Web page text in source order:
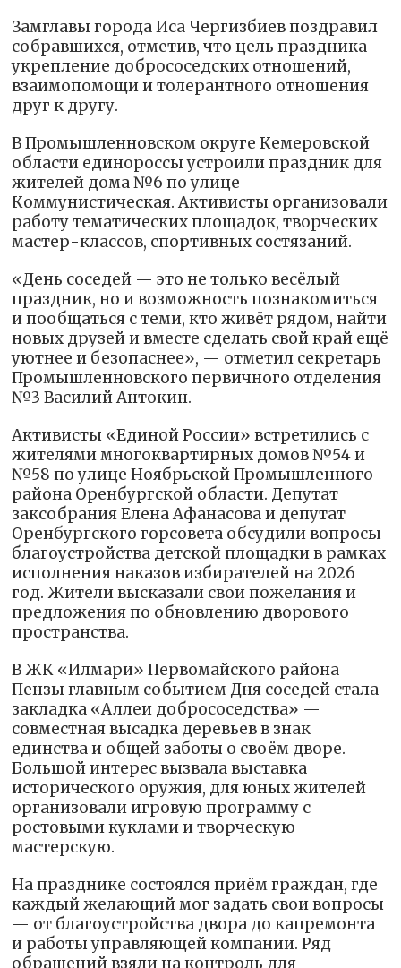
Замглавы города Иса Чергизбиев поздравил
собравшихся, отметив, что цель праздника —
укрепление добрососедских отношений,
взаимопомощи и толерантного отношения
друг к другу.
В Промышленновском округе Кемеровской
области единороссы устроили праздник для
жителей дома №6 по улице
Коммунистическая. Активисты организовали
работу тематических площадок, творческих
мастер-классов, спортивных состязаний.
«День соседей — это не только весёлый
праздник, но и возможность познакомиться
и пообщаться с теми, кто живёт рядом, найти
новых друзей и вместе сделать свой край ещё
уютнее и безопаснее», — отметил секретарь
Промышленновского первичного отделения
№3 Василий Антокин.
Активисты «Единой России» встретились с
жителями многоквартирных домов №54 и
№58 по улице Ноябрьской Промышленного
района Оренбургской области. Депутат
заксобрания Елена Афанасова и депутат
Оренбургского горсовета обсудили вопросы
благоустройства детской площадки в рамках
исполнения наказов избирателей на 2026
год. Жители высказали свои пожелания и
предложения по обновлению дворового
пространства.
В ЖК «Илмари» Первомайского района
Пензы главным событием Дня соседей стала
закладка «Аллеи добрососедства» —
совместная высадка деревьев в знак
единства и общей заботы о своём дворе.
Большой интерес вызвала выставка
исторического оружия, для юных жителей
организовали игровую программу с
ростовыми куклами и творческую
мастерскую.
На празднике состоялся приём граждан, где
каждый желающий мог задать свои вопросы
— от благоустройства двора до капремонта
и работы управляющей компании. Ряд
обращений взяли на контроль для